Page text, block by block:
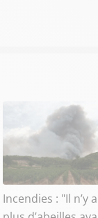
Incendies : "Il n’y